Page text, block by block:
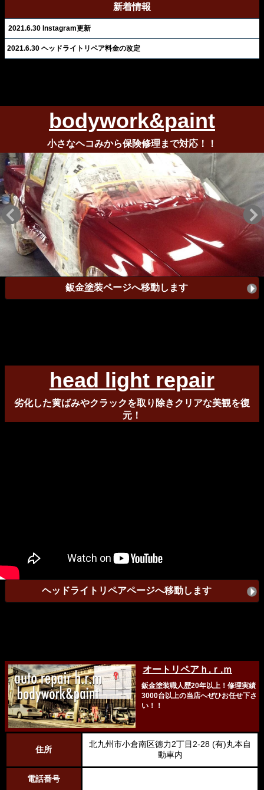
新着情報
2021.6.30 Instagram更新
2021.6.30 ヘッドライトリペア料金の改定
bodywork&paint
小さなヘコみから保険修理まで対応！！
鈑金塗装ページへ移動します
head light repair
劣化した黄ばみやクラックを取り除きクリアな美観を復
元！
ヘッドライトリペアページへ移動します
オートリペアｈ.ｒ.ｍ
鈑金塗装職人歴20年以上！修理実績
3000台以上の当店へぜひお任せ下さ
い！！
住所
北九州市小倉南区徳力2丁目2-28 (有)丸本自
動車内
電話番号